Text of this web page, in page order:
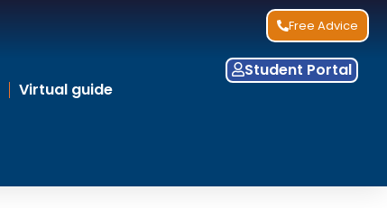
Free Advice
Virtual guide
Student Portal